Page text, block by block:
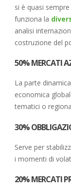
si è quasi
funziona la
analisi
costruzione del
50% MERCATI
La parte
economica
tematici o
30%
Serve per
i momenti di
20% MERCATI